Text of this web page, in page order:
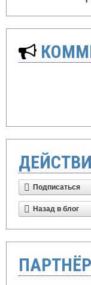
Подписаться
Назад в блог